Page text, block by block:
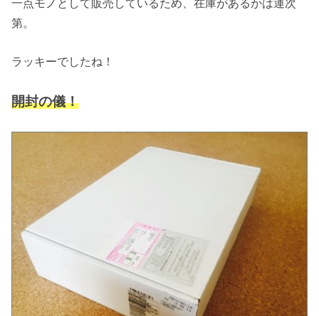
一点モノとして販売しているため、在庫があるかは運次
第。
ラッキーでしたね！
開封の儀！